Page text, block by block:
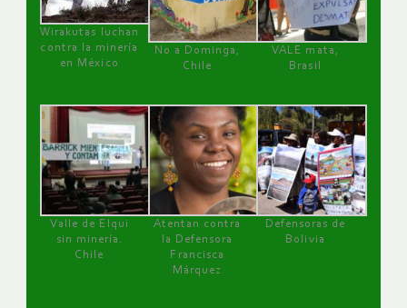
Wirakutas luchan
contra la minería
en México
No a Dominga,
Chile
VALE mata,
Brasil
Valle de Elqui
sin minería.
Chile
Atentan contra
la Defensora
Francisca
Márquez
Defensoras de
Bolivia